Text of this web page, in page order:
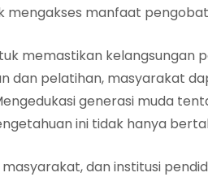
mengakses manfaat
memastikan kelangsungan
dan pelatihan, masyarakat
generasi muda
ini tidak hanya
dan institusi